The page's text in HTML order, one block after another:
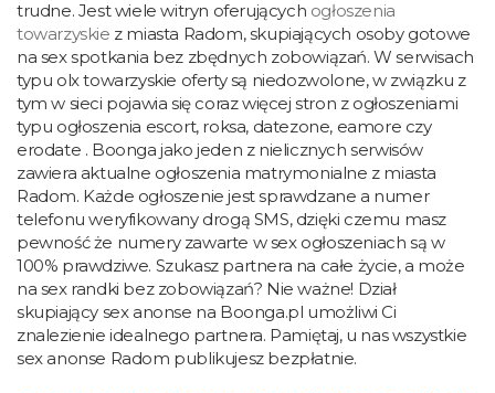
trudne. Jest wiele witryn oferujących ogłoszenia
towarzyskie z miasta Radom, skupiających osoby gotowe
na sex spotkania bez zbędnych zobowiązań. W serwisach
typu olx towarzyskie oferty są niedozwolone, w związku z
tym w sieci pojawia się coraz więcej stron z ogłoszeniami
typu ogłoszenia escort, roksa, datezone, eamore czy
erodate . Boonga jako jeden z nielicznych serwisów
zawiera aktualne ogłoszenia matrymonialne z miasta
Radom. Każde ogłoszenie jest sprawdzane a numer
telefonu weryfikowany drogą SMS, dzięki czemu masz
pewność że numery zawarte w sex ogłoszeniach są w
100% prawdziwe. Szukasz partnera na całe życie, a może
na sex randki bez zobowiązań? Nie ważne! Dział
skupiający sex anonse na Boonga.pl umożliwi Ci
znalezienie idealnego partnera. Pamiętaj, u nas wszystkie
sex anonse Radom publikujesz bezpłatnie.